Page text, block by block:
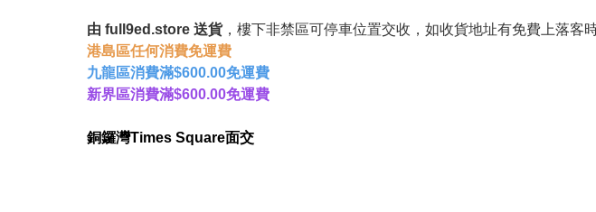
由 full9ed.store 送貨，樓下非禁區可停車位置交收，如收貨地址有免費上落客
港島區任何消費免運費
九龍區消費滿$600.00免運費
新界區消費滿$600.00免運費
銅鑼灣Times Square面交